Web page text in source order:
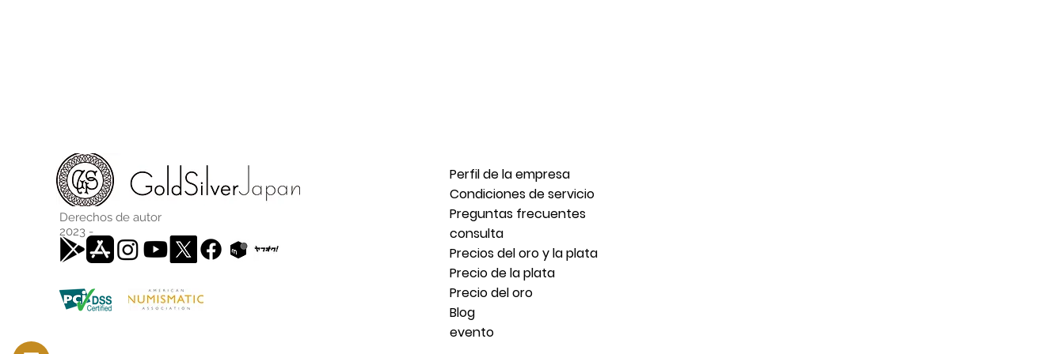
Derechos de autor
2023 -
Perfil de la empresa
Condiciones de servicio
Preguntas frecuentes
consulta
Precios del oro y la plata
Precio de la plata
Precio del oro
Blog
evento